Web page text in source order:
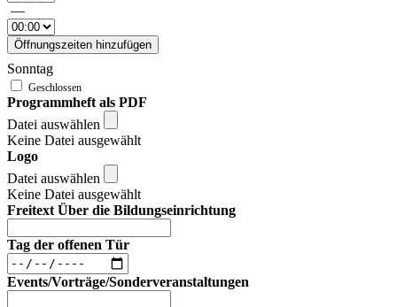
—
Öffnungszeiten hinzufügen
Sonntag
Programmheft als PDF
Datei auswählen
Keine Datei ausgewählt
Logo
Datei auswählen
Keine Datei ausgewählt
Freitext Über die Bildungseinrichtung
Tag der offenen Tür
Events/Vorträge/Sonderveranstaltungen